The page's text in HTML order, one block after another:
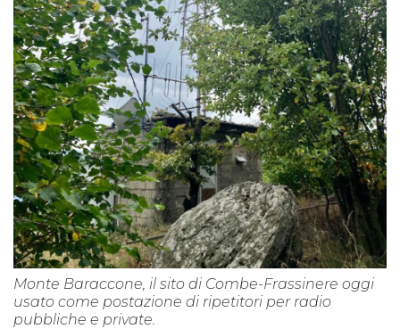
Monte Baraccone, il sito di Combe-Frassinere oggi
usato come postazione di ripetitori per radio
pubbliche e private.